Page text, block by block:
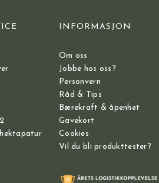
INFORMASJON
Om oss
Jobbe hos oss?
Personvern
Råd & Tips
Bærekraft & åpenhet
Gavekort
Cookies
Vil du bli produkttester?